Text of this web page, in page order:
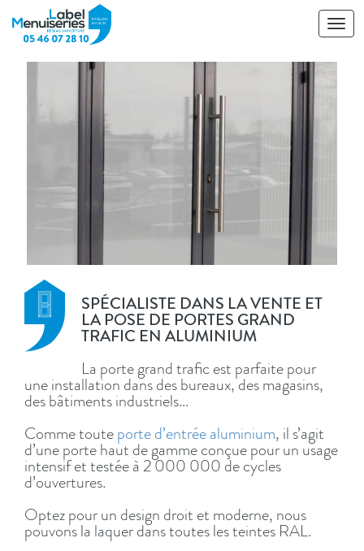
SPÉCIALISTE DANS LA VENTE ET
LA POSE DE PORTES GRAND
TRAFIC EN ALUMINIUM
La porte grand trafic est parfaite pour
une installation dans des bureaux, des magasins,
des bâtiments industriels…
Comme toute porte d’entrée aluminium, il s’agit
d’une porte haut de gamme conçue pour un usage
intensif et testée à 2 000 000 de cycles
d’ouvertures.
Optez pour un design droit et moderne, nous
pouvons la laquer dans toutes les teintes RAL.